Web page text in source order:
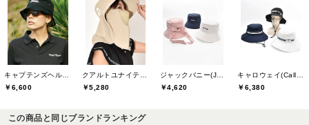
￥6,600
￥5,280
￥4,620
￥6,380
この商品と同じブランドランキング